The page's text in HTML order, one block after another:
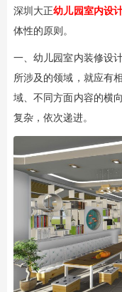
深圳大正幼儿园室内设
体性的原则。
一、幼儿园室内装修设
所涉及的领域，就应有
域、不同方面内容的横
复杂，依次递进。